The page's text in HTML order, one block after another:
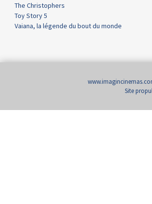
The Christophers
Toy Story 5
Vaiana, la légende du bout du monde
Site